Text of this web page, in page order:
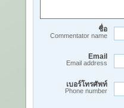
ชื่อ
Commentator name
Email
Email address
เบอร์โทรศัพท์
Phone number